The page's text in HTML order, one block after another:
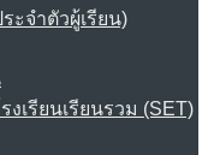
ะจำตัวผู้เรียน)
เรียนเรียนรวม (SET)